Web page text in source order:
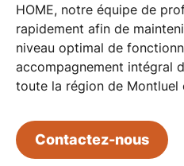
HOME, notre équipe de
rapidement afin de
niveau optimal de
accompagnement intégral
toute la région de Montluel
Contactez-nous